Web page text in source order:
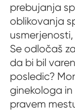
prebujanja
oblikovanja
usmerjenosti,
Se odločaš
da bi bil
posledic?
ginekologa
pravem